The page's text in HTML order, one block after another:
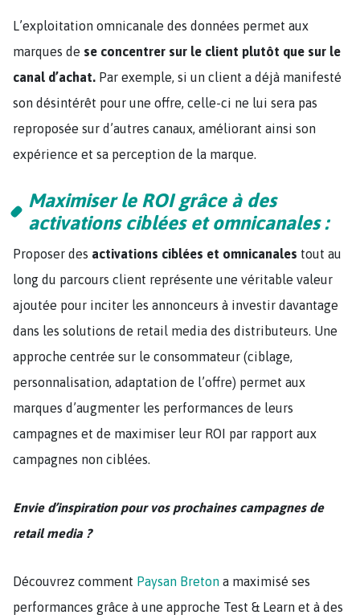
L’exploitation omnicanale des données permet aux
marques de se concentrer sur le client plutôt que sur le
canal d’achat. Par exemple, si un client a déjà manifesté
son désintérêt pour une offre, celle-ci ne lui sera pas
reproposée sur d’autres canaux, améliorant ainsi son
expérience et sa perception de la marque.
Maximiser le ROI grâce à des
activations ciblées et omnicanales :
Proposer des activations ciblées et omnicanales tout au
long du parcours client représente une véritable valeur
ajoutée pour inciter les annonceurs à investir davantage
dans les solutions de retail media des distributeurs. Une
approche centrée sur le consommateur (ciblage,
personnalisation, adaptation de l’offre) permet aux
marques d’augmenter les performances de leurs
campagnes et de maximiser leur ROI par rapport aux
campagnes non ciblées.
Envie d’inspiration pour vos prochaines campagnes de
retail media ?
Découvrez comment Paysan Breton a maximisé ses
performances grâce à une approche Test & Learn et à des